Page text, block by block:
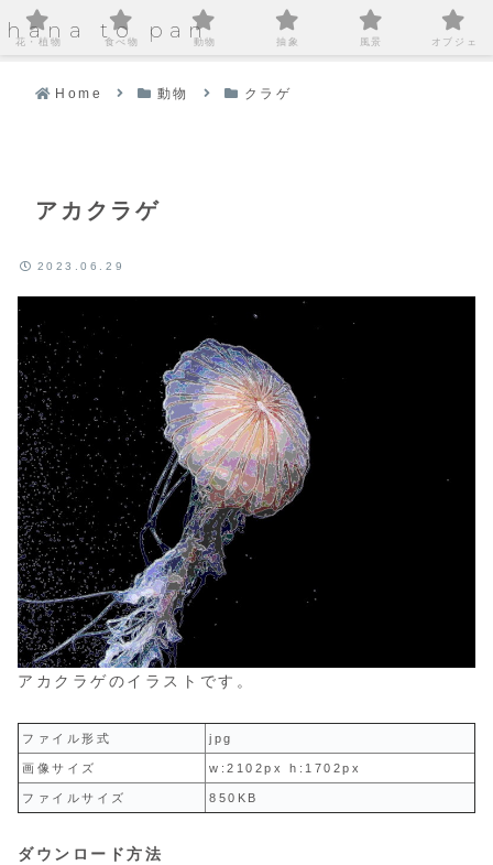
hana to pan
Home 動物 クラゲ
アカクラゲ
2023.06.29
アカクラゲのイラストです。
ファイル形式 jpg
画像サイズ w:2102px h:1702px
ファイルサイズ 850KB
ダウンロード方法
花・植物 食べ物 動物 抽象 風景 オブジェ